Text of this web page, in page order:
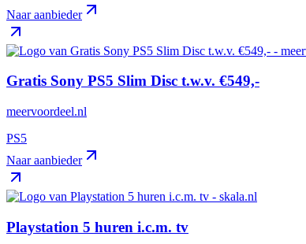
Naar aanbieder
Gratis Sony PS5 Slim Disc t.w.v. €549,-
meervoordeel.nl
PS5
Naar aanbieder
Playstation 5 huren i.c.m. tv